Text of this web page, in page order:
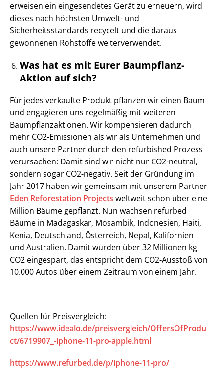
erweisen ein eingesendetes Gerät zu erneuern, wird
dieses nach höchsten Umwelt- und
Sicherheitsstandards recycelt und die daraus
gewonnenen Rohstoffe weiterverwendet.
Was hat es mit Eurer Baumpflanz-
Aktion auf sich?
Für jedes verkaufte Produkt pflanzen wir einen Baum
und engagieren uns regelmäßig mit weiteren
Baumpflanzaktionen. Wir kompensieren dadurch
mehr CO2-Emissionen als wir als Unternehmen und
auch unsere Partner durch den refurbished Prozess
verursachen: Damit sind wir nicht nur CO2-neutral,
sondern sogar CO2-negativ. Seit der Gründung im
Jahr 2017 haben wir gemeinsam mit unserem Partner
Eden Reforestation Projects weltweit schon über eine
Million Bäume gepflanzt. Nun wachsen refurbed
Bäume in Madagaskar, Mosambik, Indonesien, Haiti,
Kenia, Deutschland, Österreich, Nepal, Kalifornien
und Australien. Damit wurden über 32 Millionen kg
CO2 eingespart, das entspricht dem CO2-Ausstoß von
10.000 Autos über einem Zeitraum von einem Jahr.
Quellen für Preisvergleich:
https://www.idealo.de/preisvergleich/OffersOfProdu
ct/6719907_-iphone-11-pro-apple.html
https://www.refurbed.de/p/iphone-11-pro/